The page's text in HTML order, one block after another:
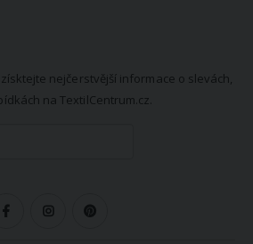
nejčerstvější informace o slevách,
na TextilCentrum.cz.